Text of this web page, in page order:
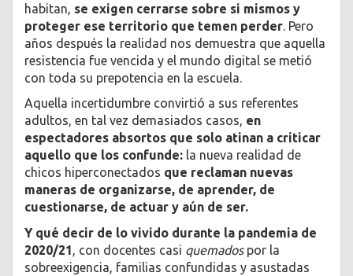
habitan, se exigen cerrarse sobre si mismos y
proteger ese territorio que temen perder . Pero
años después la realidad nos demuestra que aquella
resistencia fue vencida y el mundo digital se metió
con toda su prepotencia en la escuela.
Aquella incertidumbre convirtió a sus referentes
adultos, en tal vez demasiados casos, en
espectadores absortos que solo atinan a criticar
aquello que los confunde: la nueva realidad de
chicos hiperconectados que reclaman nuevas
maneras de organizarse, de aprender, de
cuestionarse, de actuar y aún de ser.
Y qué decir de lo vivido durante la pandemia de
2020/21
, con docentes casi quemadospor la
sobreexigencia, familias confundidas y asustadas